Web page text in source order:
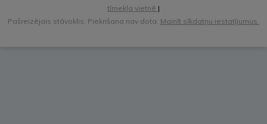
tīmekļa vietnē |
Pašreizējais stāvoklis: Piekrišana nav dota. Mainīt sīkdatņu iestatījumus.